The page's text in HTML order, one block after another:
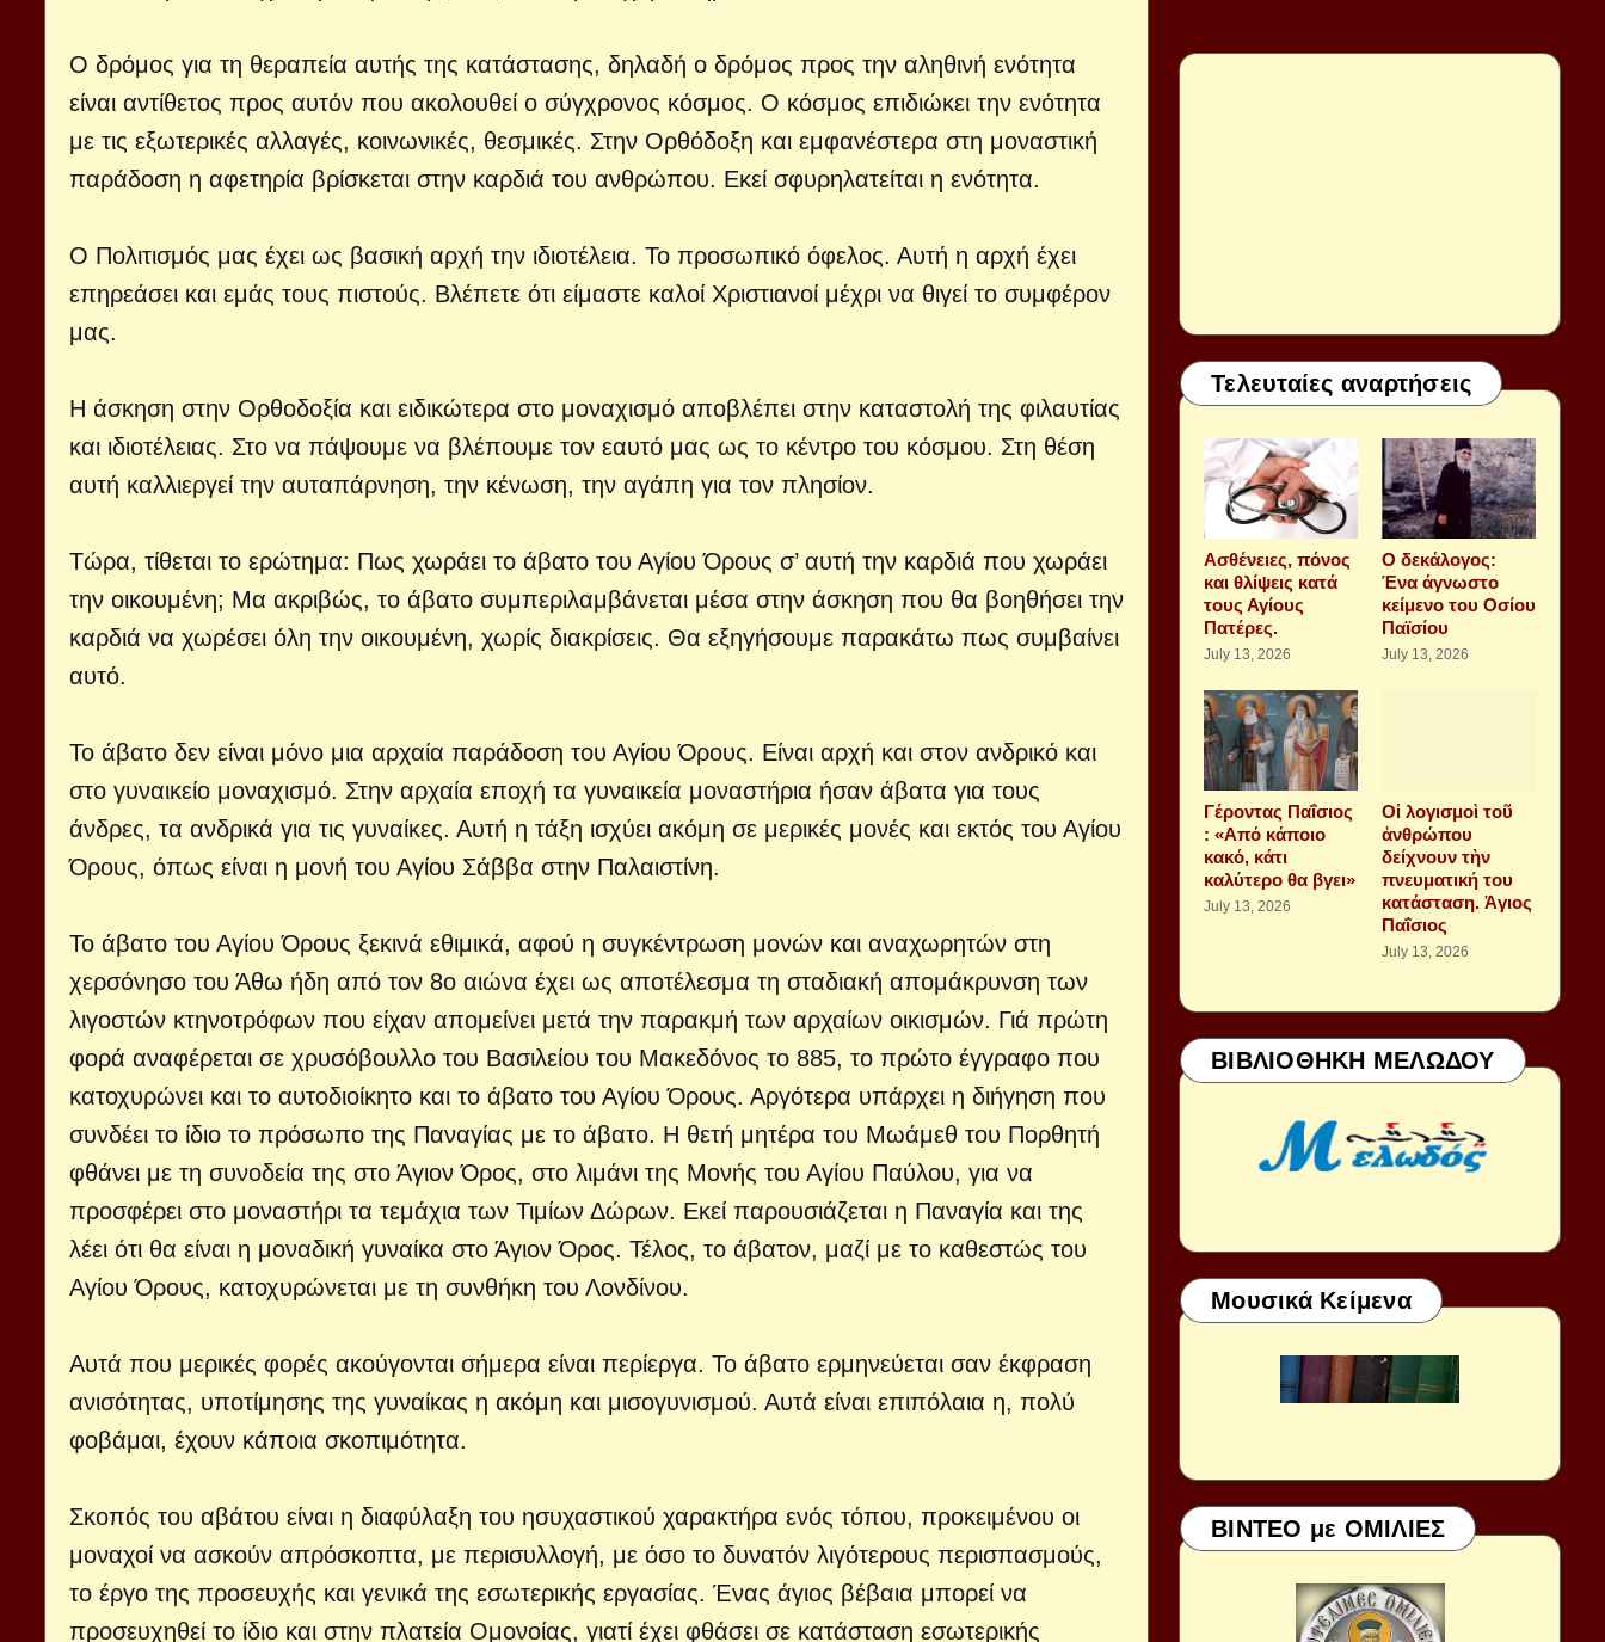
Ο δρόμος για τη θεραπεία αυτής της κατάστασης, δηλαδή ο δρόμος προς την αληθινή ενότητα
είναι αντίθετος προς αυτόν που ακολουθεί ο σύγχρονος κόσμος. Ο κόσμος επιδιώκει την ενότητα
με τις εξωτερικές αλλαγές, κοινωνικές, θεσμικές. Στην Ορθόδοξη και εμφανέστερα στη μοναστική
παράδοση η αφετηρία βρίσκεται στην καρδιά του ανθρώπου. Εκεί σφυρηλατείται η ενότητα.
Ο Πολιτισμός μας έχει ως βασική αρχή την ιδιοτέλεια. Το προσωπικό όφελος. Αυτή η αρχή έχει
επηρεάσει και εμάς τους πιστούς. Βλέπετε ότι είμαστε καλοί Χριστιανοί μέχρι να θιγεί το συμφέρον
μας.
Η άσκηση στην Ορθοδοξία και ειδικώτερα στο μοναχισμό αποβλέπει στην καταστολή της φιλαυτίας
και ιδιοτέλειας. Στο να πάψουμε να βλέπουμε τον εαυτό μας ως το κέντρο του κόσμου. Στη θέση
αυτή καλλιεργεί την αυταπάρνηση, την κένωση, την αγάπη για τον πλησίον.
Τώρα, τίθεται το ερώτημα: Πως χωράει το άβατο του Αγίου Όρους σ’ αυτή την καρδιά που χωράει
την οικουμένη; Μα ακριβώς, το άβατο συμπεριλαμβάνεται μέσα στην άσκηση που θα βοηθήσει την
καρδιά να χωρέσει όλη την οικουμένη, χωρίς διακρίσεις. Θα εξηγήσουμε παρακάτω πως συμβαίνει
αυτό.
Το άβατο δεν είναι μόνο μια αρχαία παράδοση του Αγίου Όρους. Είναι αρχή και στον ανδρικό και
στο γυναικείο μοναχισμό. Στην αρχαία εποχή τα γυναικεία μοναστήρια ήσαν άβατα για τους
άνδρες, τα ανδρικά για τις γυναίκες. Αυτή η τάξη ισχύει ακόμη σε μερικές μονές και εκτός του Αγίου
Όρους, όπως είναι η μονή του Αγίου Σάββα στην Παλαιστίνη.
Το άβατο του Αγίου Όρους ξεκινά εθιμικά, αφού η συγκέντρωση μονών και αναχωρητών στη
χερσόνησο του Άθω ήδη από τον 8ο αιώνα έχει ως αποτέλεσμα τη σταδιακή απομάκρυνση των
λιγοστών κτηνοτρόφων που είχαν απομείνει μετά την παρακμή των αρχαίων οικισμών. Γιά πρώτη
φορά αναφέρεται σε χρυσόβουλλο του Βασιλείου του Μακεδόνος το 885, το πρώτο έγγραφο που
κατοχυρώνει και το αυτοδιοίκητο και το άβατο του Αγίου Όρους. Αργότερα υπάρχει η διήγηση που
συνδέει το ίδιο το πρόσωπο της Παναγίας με το άβατο. Η θετή μητέρα του Μωάμεθ του Πορθητή
φθάνει με τη συνοδεία της στο Άγιον Όρος, στο λιμάνι της Μονής του Αγίου Παύλου, για να
προσφέρει στο μοναστήρι τα τεμάχια των Τιμίων Δώρων. Εκεί παρουσιάζεται η Παναγία και της
λέει ότι θα είναι η μοναδική γυναίκα στο Άγιον Όρος. Τέλος, το άβατον, μαζί με το καθεστώς του
Αγίου Όρους, κατοχυρώνεται με τη συνθήκη του Λονδίνου.
Αυτά που μερικές φορές ακούγονται σήμερα είναι περίεργα. Το άβατο ερμηνεύεται σαν έκφραση
ανισότητας, υποτίμησης της γυναίκας η ακόμη και μισογυνισμού. Αυτά είναι επιπόλαια η, πολύ
φοβάμαι, έχουν κάποια σκοπιμότητα.
Σκοπός του αβάτου είναι η διαφύλαξη του ησυχαστικού χαρακτήρα ενός τόπου, προκειμένου οι
μοναχοί να ασκούν απρόσκοπτα, με περισυλλογή, με όσο το δυνατόν λιγότερους περισπασμούς,
το έργο της προσευχής και γενικά της εσωτερικής εργασίας. Ένας άγιος βέβαια μπορεί να
προσευχηθεί το ίδιο και στην πλατεία Ομονοίας, γιατί έχει φθάσει σε κατάσταση εσωτερικής
Τελευταίες αναρτήσεις
Aσθένειες, πόνος
και θλίψεις κατά
τους Αγίους
Πατέρες.
July 13, 2026
Ο δεκάλογος:
Ένα άγνωστο
κείμενο του Οσίου
Παϊσίου
July 13, 2026
Γέροντας Παΐσιος
: «Από κάποιο
κακό, κάτι
καλύτερο θα βγει»
July 13, 2026
Οἱ λογισμοὶ τοῦ
ἀνθρώπου
δείχνουν τὴν
πνευματική του
κατάσταση. Ἁγιος
Παΐσιος
July 13, 2026
ΒΙΒΛΙΟΘΗΚΗ ΜΕΛΩΔΟΥ
Μουσικά Κείμενα
ΒΙΝΤΕΟ με ΟΜΙΛΙΕΣ